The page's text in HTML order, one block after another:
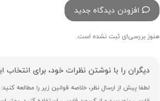
افزودن دیدگاه جدید
هنوز بررسی‌ای ثبت نشده است.
دیگران را با نوشتن نظرات خود، برای
لطفا پیش از ارسال نظر، خلاصه قوانین زیر را مطالعه کنید: